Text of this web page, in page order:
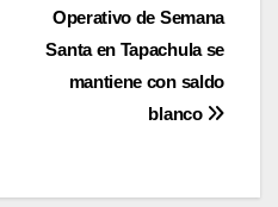
Operativo de Semana
Santa en Tapachula se
mantiene con saldo
blanco